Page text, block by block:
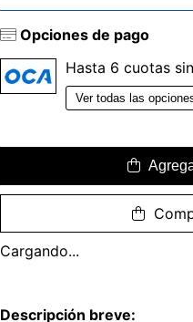
Opciones de pago
Hasta 6 cuotas
Ver todas las
Cargando...
Descripción breve: